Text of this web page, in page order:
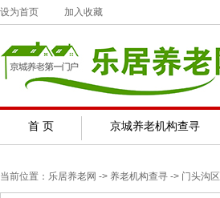
设为首页 加入收藏
首 页 京城养老机构查寻
当前位置： 乐居养老网 -> 养老机构查寻 -> 门头沟区